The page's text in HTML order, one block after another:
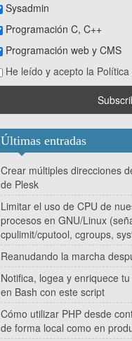
de dormir."
Sysadmin
Programación C, C++
Programación web y CMS
He leído y acepto la
Últimas entradas
Crear múltiples direcciones
de Plesk
Limitar el uso de CPU de
procesos en GNU/Linux
cpulimit/cputool, cgroups,
Reanudando la marcha
Notifica, logea y enriquece
en Bash con este script
Cómo utilizar PHP desde
de forma local como en